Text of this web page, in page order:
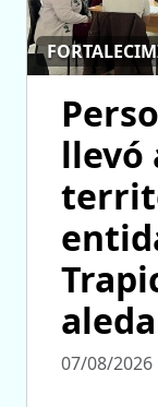
llevó
07/08/2026